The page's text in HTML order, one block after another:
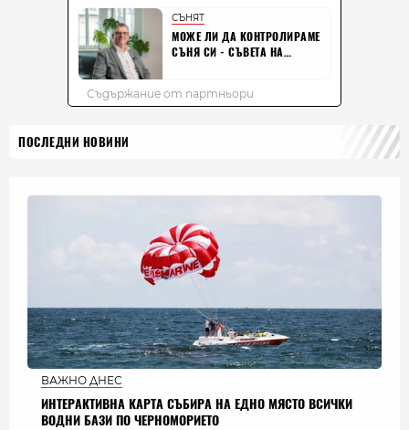
ПОСЛЕДНИ НОВИНИ
ВАЖНО ДНЕС
ИНТЕРАКТИВНА КАРТА СЪБИРА НА ЕДНО МЯСТО ВСИЧКИ
ВОДНИ БАЗИ ПО ЧЕРНОМОРИЕТО